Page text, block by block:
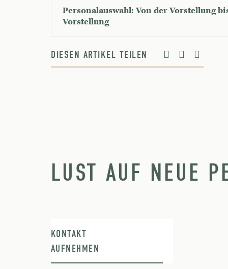
Personalauswahl: Von der Vorstellung
Vorstellung
DIESEN ARTIKEL TEILEN
LUST AUF NEUE
KONTAKT
AUFNEHMEN